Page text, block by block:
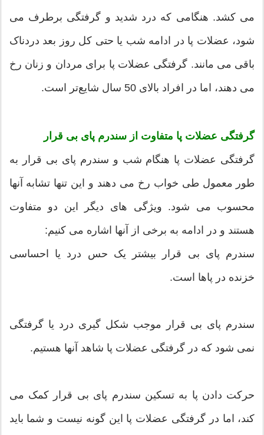
می کشد. هنگامی که درد شدید و گرفتگی برطرف می
شود، عضلات پا در ادامه شب یا حتی کل روز بعد دردناک
باقی می مانند. گرفتگی عضلات پا برای مردان و زنان رخ
می دهند، اما در افراد بالای 50 سال شایع‌تر است.
گرفتگی عضلات پا متفاوت از سندرم پای بی قرار
گرفتگی عضلات پا هنگام شب و سندرم پای بی قرار به
طور معمول طی خواب رخ می دهند و این تنها تشابه آنها
محسوب می شود. ویژگی های دیگر این دو متفاوت
هستند و در ادامه به برخی از آنها اشاره می کنیم:
سندرم پای بی قرار بیشتر یک حس درد یا احساسی
خزنده در پاها است.
سندرم پای بی قرار موجب شکل گیری درد یا گرفتگی
نمی شود که در گرفتگی عضلات پا شاهد آنها هستیم.
حرکت دادن پا به تسکین سندرم پای بی قرار کمک می
کند، اما در گرفتگی عضلات پا این گونه نیست و شما باید